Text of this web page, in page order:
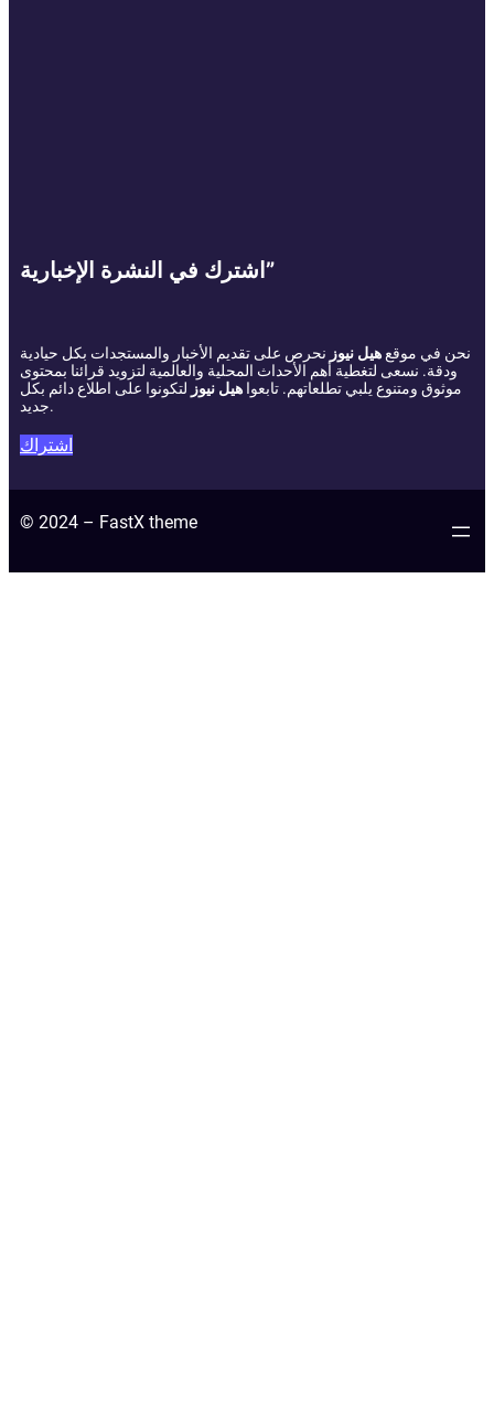
اشترك في النشرة الإخبارية”
نحن في موقعهيل نيوز نحرص على تقديم الأخبار والمستجدات بكل حيادية
ودقة. نسعى لتغطية أهم الأحداث المحلية والعالمية لتزويد قرائنا بمحتوى
موثوق ومتنوع يلبي تطلعاتهم. تابعوا هيل نيوز لتكونوا على اطلاع دائم بكل
جديد.
اشتراك
© 2024 – FastX theme